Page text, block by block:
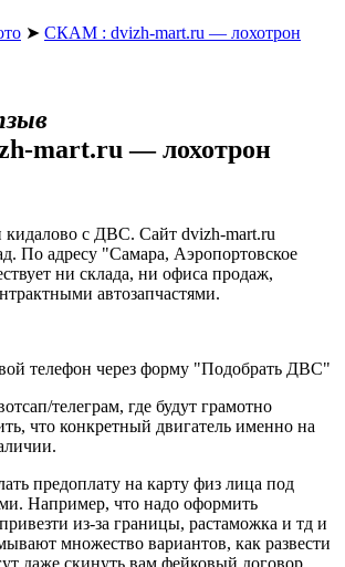
➤ СКАМ : dvizh-mart.ru — лохотрон
mart.ru — лохотрон
кидалово с ДВС. Сайт dvizh-mart.ru
По адресу "Самара, Аэропортовское
ни склада, ни офиса продаж,
автозапчастями.
телефон через форму "Подобрать ДВС"
телеграм, где будут грамотно
что конкретный двигатель именно на
предоплату на карту физ лица под
Например, что надо оформить
из-за границы, растаможка и тд и
множество вариантов, как развести
даже скинуть вам фейковый договор.